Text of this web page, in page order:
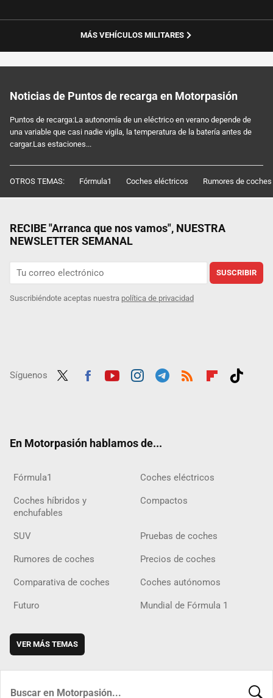
MÁS VEHÍCULOS MILITARES
Noticias de Puntos de recarga en Motorpasión
Puntos de recarga:La autonomía de un eléctrico en verano depende de
una variable que casi nadie vigila, la temperatura de la batería antes de
cargar.Las estaciones...
OTROS TEMAS: Fórmula1 Coches eléctricos Rumores de coches
RECIBE "Arranca que nos vamos", NUESTRA
NEWSLETTER SEMANAL
SUSCRIBIR
Suscribiéndote aceptas nuestra política de privacidad
Síguenos
En Motorpasión hablamos de...
Fórmula1 Coches eléctricos
Coches híbridos y
enchufables
Compactos
SUV Pruebas de coches
Rumores de coches Precios de coches
Comparativa de coches Coches autónomos
Futuro Mundial de Fórmula 1
VER MÁS TEMAS